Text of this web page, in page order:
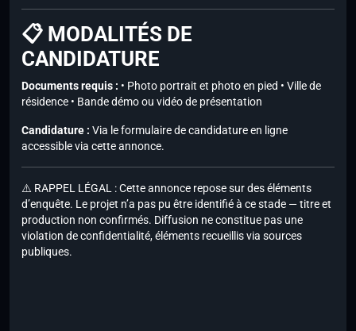
📋 MODALITÉS DE
CANDIDATURE
Documents requis : • Photo portrait et photo en pied • Ville de
résidence • Bande démo ou vidéo de présentation
Candidature : Via le formulaire de candidature en ligne
accessible via cette annonce.
⚠️ RAPPEL LÉGAL : Cette annonce repose sur des éléments
d’enquête. Le projet n’a pas pu être identifié à ce stade — titre et
production non confirmés. Diffusion ne constitue pas une
violation de confidentialité, éléments recueillis via sources
publiques.